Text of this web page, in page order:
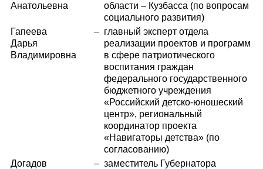
Анатольевна
области – Кузбасса (по вопросам
социального развития)
Гапеева
Дарья
Владимировна
– главный эксперт отдела
реализации проектов и программ
в сфере патриотического
воспитания граждан
федерального государственного
бюджетного учреждения
«Российский детско-юношеский
центр», региональный
координатор проекта
«Навигаторы детства» (по
согласованию)
Догадов
– заместитель Губернатора